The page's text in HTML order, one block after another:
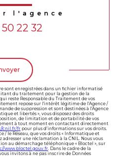
l'agence
22 32
sont enregistrées dans un fichier informatisé
du traitement pour la gestion de la
reste Responsable du Traitement de vos
repose sur l'intérêt légitime de l'Agence /
de suppression et sont destinées à l'Agence
et libertés », vous disposez des droits
de limitation et de portabilité de vos
à tout moment en contactant directement
cnil.fr/fr pour plus d’informations sur vos droits.
/ le Réseau, que vos droits « Informatique et
adresser une réclamation à la CNIL. Nous vous
au démarchage téléphonique « Bloctel », sur
www.bloctel.gouv.fr. Dans le cadre de la
invitons à ne pas inscrire de Données